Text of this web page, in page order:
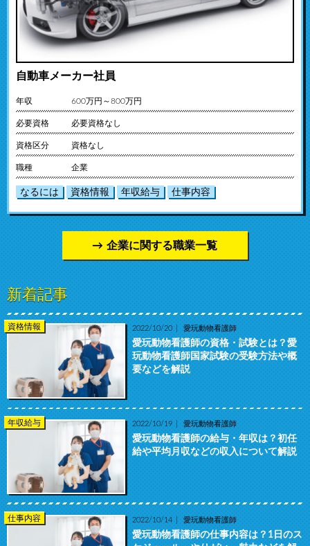
自動車メーカー社員
年収 600万円～800万円
必要資格 必要資格なし
資格区分 資格なし
職種 企業
なるには 資格情報 年収給与 仕事内容
企業に関する職業一覧
新着記事
資格情報 2022/10/20 愛玩動物看護師
愛玩動物看護師の資格・試験とは？愛
玩動物看護師国家試験の受験方法や概
要などを解説
年収給与 2022/10/19 愛玩動物看護師
愛玩動物看護師の給与・年収は？初任
給や平均月収などの収入について解説
仕事内容 2022/10/14 愛玩動物看護師
愛玩動物看護師の仕事内容は？1日のス